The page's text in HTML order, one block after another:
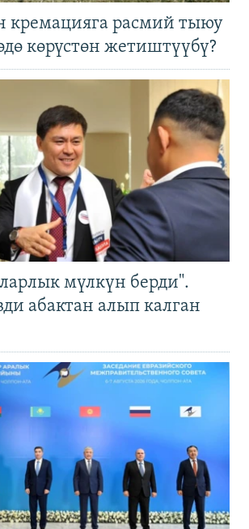
кремацияга расмий тыюу
көрүстөн жетиштүүбү?
мүлкүн берди".
абактан алып калган